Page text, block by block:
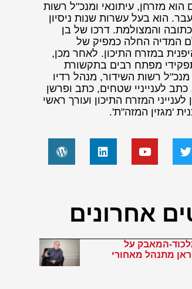
הוא מזרחן, עיתונאי ומנכ"ל רשות
הוא בעל עשרות שנות ניסיון
והמצולמת. דרכו של בן
המדיה החלה כמפיק של
במזרח התיכון. לאחר מכן,
מפתח רבים בתקשורת
רשות השידור, מנהל רדיו
לענייניי שטחים, כתב ופרשן
לענייני המזרח התיכון ועורך ראשי
'מגזין המזה"ת'.
אחרונים
המאבק על
מתנהל מאחורי